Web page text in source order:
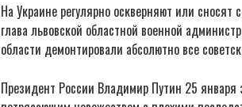
На Украине регулярно оскверняют или
глава львовской областной военной
области демонтировали абсолютно все
Президент России Владимир Путин 25